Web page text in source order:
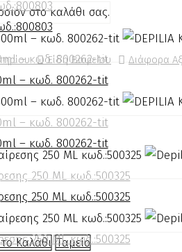
– κωδ. 800262-tit
– κωδ. 800262-tit
250 ML κωδ.:500325
250 ML κωδ.:500325
το Καλάθι Ταμείο
– κωδ. 800262-tit
– κωδ. 800262-tit
250 ML κωδ.:500325
στο καλάθι σας.
Είδη Βαφείου Διάφορα